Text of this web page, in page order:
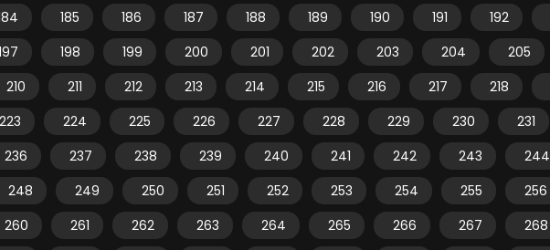
185 186 187 188 189 190 191 192
198 199 200 201 202 203 204 205
210
211 212 213 214 215 216 217 218
223
224 225 226 227 228 229 230 231
236
237 238 239 240 241 242 243 244
248
249 250 251 252 253 254 255 256
260
261 262 263 264 265 266 267 268